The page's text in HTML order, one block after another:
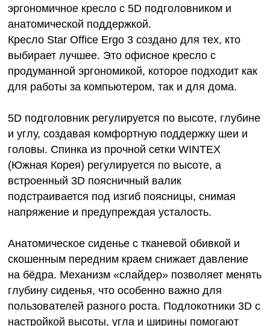
эргономичное кресло с 5D подголовником и
анатомической поддержкой.
Кресло Star Office Ergo 3 создано для тех, кто
выбирает лучшее. Это офисное кресло с
продуманной эргономикой, которое подходит как
для работы за компьютером, так и для дома.
5D подголовник регулируется по высоте, глубине
и углу, создавая комфортную поддержку шеи и
головы. Спинка из прочной сетки WINTEX
(Южная Корея) регулируется по высоте, а
встроенный 3D поясничный валик
подстраивается под изгиб поясницы, снимая
напряжение и предупреждая усталость.
Анатомическое сиденье с тканевой обивкой и
скошенным передним краем снижает давление
на бёдра. Механизм «слайдер» позволяет менять
глубину сиденья, что особенно важно для
пользователей разного роста. Подлокотники 3D с
настройкой высоты, угла и ширины помогают